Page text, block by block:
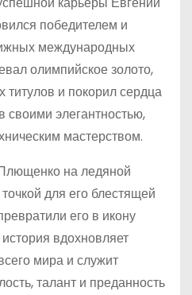
победителем и
международных
олимпийское золото,
титулов и покорил сердца
своими элегантностью,
мастерством.
на ледяной
для его блестящей
его в икону
вдохновляет
мира и служит
талант и преданность